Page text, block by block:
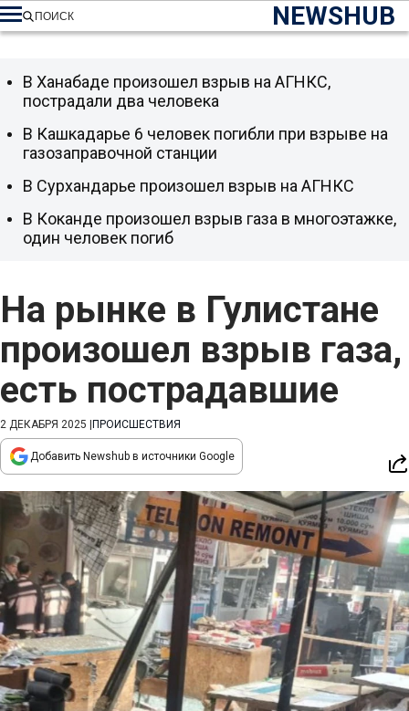
NEWSHUB
ПОИСК
На рынке в Гулистане
произошел взрыв газа,
есть пострадавшие
2 ДЕКАБРЯ 2025 ПРОИСШЕСТВИЯ
Добавить Newshub в источники Google
В Ханабаде произошел взрыв на АГНКС,
пострадали два человека
В Кашкадарье 6 человек погибли при взрыве на
газозаправочной станции
В Сурхандарье произошел взрыв на АГНКС
В Коканде произошел взрыв газа в многоэтажке,
один человек погиб